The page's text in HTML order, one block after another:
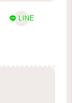
LINE